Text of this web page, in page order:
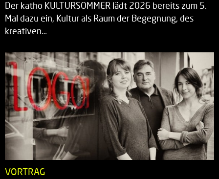
Der katho KULTURSOMMER lädt 2026 bereits zum 5.
Mal dazu ein, Kultur als Raum der Begegnung, des
kreativen…
VORTRAG